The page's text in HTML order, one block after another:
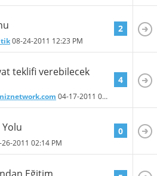
08-24-2011 12:23 PM
2
teklifi verebilecek
04-17-2011 05:59 PM
4
2011 02:14 PM
0